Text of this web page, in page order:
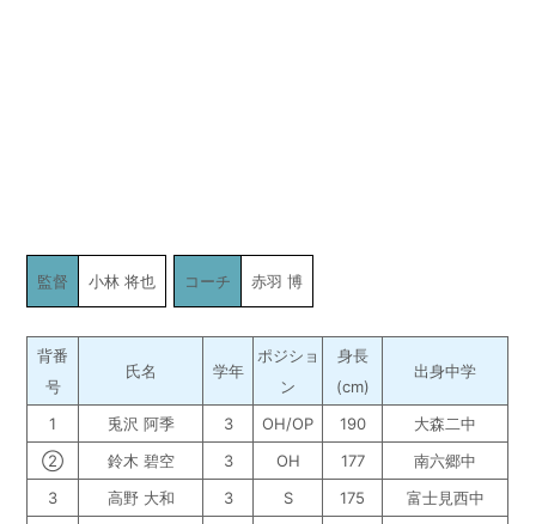
監督 小林 将也 コーチ 赤羽 博
背番
号
氏名 学年
ポジショ
ン
身長
(cm)
出身中学
1 兎沢 阿季 3 OH/OP 190
大森二中
➁
鈴木 碧空 3 OH 177
南六郷中
3
高野 大和 3 S 175
富士見西中